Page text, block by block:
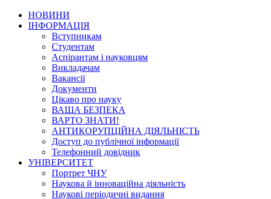
НОВИНИ
ІНФОРМАЦІЯ
Вступникам
Студентам
Аспірантам і науковцям
Викладачам
Вакансії
Документи
Цікаво про науку
ВАША БЕЗПЕКА
ВАРТО ЗНАТИ!
АНТИКОРУПЦІЙНА ДІЯЛЬНІСТЬ
Доступ до публічної інформації
Телефонний довідник
УНІВЕРСИТЕТ
Портрет ЧНУ
Наукова й інноваційна діяльність
Наукові періодичні видання